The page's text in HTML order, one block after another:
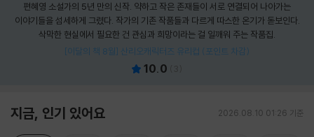
편혜영 소설가의 5년 만의 신작. 약하고 작은 존재들이 서로 연결되어 나아가는
이야기들을 섬세하게 그렸다. 작가의 기존 작품들과 다르게 따스한 온기가 돋보인다.
삭막한 현실에서 필요한 건 관심과 희망이라는 걸 일깨워 주는 작품집.
[이달의 책 8월] 산리오캐릭터즈 유리컵 (포인트 차감)
10.0
지금, 인기 있어요 2026.08.10 01:26 기준